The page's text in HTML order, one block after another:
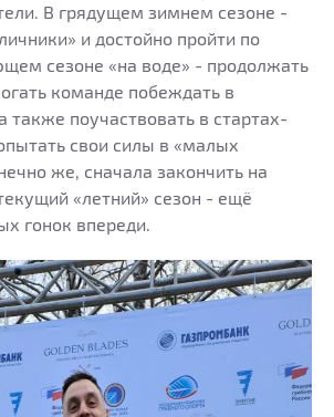
В грядущем зимнем сезоне -
и достойно пройти по
сезоне «на воде» - продолжать
команде побеждать в
также поучаствовать в стартах-
свои силы в «малых
же, сначала закончить на
«летний» сезон - ещё
гонок впереди.